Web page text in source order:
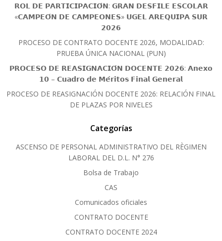
𝗥𝗢𝗟 𝗗𝗘 𝗣𝗔𝗥𝗧𝗜𝗖𝗜𝗣𝗔𝗖𝗜𝗢́𝗡: 𝗚𝗥𝗔𝗡 𝗗𝗘𝗦𝗙𝗜𝗟𝗘 𝗘𝗦𝗖𝗢𝗟𝗔𝗥
«𝗖𝗔𝗠𝗣𝗘𝗢́𝗡 𝗗𝗘 𝗖𝗔𝗠𝗣𝗘𝗢𝗡𝗘𝗦» 𝗨𝗚𝗘𝗟 𝗔𝗥𝗘𝗤𝗨𝗜𝗣𝗔 𝗦𝗨𝗥
𝟮𝟬𝟮𝟲
PROCESO DE CONTRATO DOCENTE 2026, MODALIDAD:
PRUEBA ÚNICA NACIONAL (PUN)
𝗣𝗥𝗢𝗖𝗘𝗦𝗢 𝗗𝗘 𝗥𝗘𝗔𝗦𝗜𝗚𝗡𝗔𝗖𝗜𝗢́𝗡 𝗗𝗢𝗖𝗘𝗡𝗧𝗘 𝟮𝟬𝟮𝟲: 𝗔𝗻𝗲𝘅𝗼
𝟭𝟬 – 𝗖𝘂𝗮𝗱𝗿𝗼 𝗱𝗲 𝗠𝗲́𝗿𝗶𝘁𝗼𝘀 𝗙𝗶𝗻𝗮𝗹 𝗚𝗲𝗻𝗲𝗿𝗮𝗹
PROCESO DE REASIGNACIÓN DOCENTE 2026: RELACIÓN FINAL
DE PLAZAS POR NIVELES
Categorías
ASCENSO DE PERSONAL ADMINISTRATIVO DEL RÈGIMEN
LABORAL DEL D.L. N° 276
Bolsa de Trabajo
CAS
Comunicados oficiales
CONTRATO DOCENTE
CONTRATO DOCENTE 2024